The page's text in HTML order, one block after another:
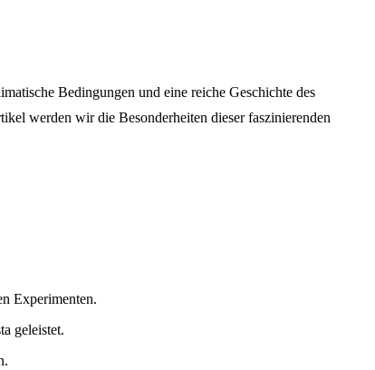
Bedingungen und eine reiche Geschichte des
werden wir die Besonderheiten dieser faszinierenden
Experimenten.
geleistet.